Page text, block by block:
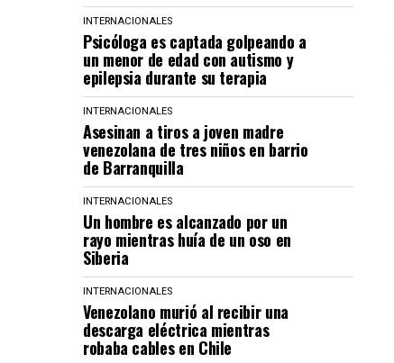
INTERNACIONALES
Psicóloga es captada golpeando a
un menor de edad con autismo y
epilepsia durante su terapia
INTERNACIONALES
Asesinan a tiros a joven madre
venezolana de tres niños en barrio
de Barranquilla
INTERNACIONALES
Un hombre es alcanzado por un
rayo mientras huía de un oso en
Siberia
INTERNACIONALES
Venezolano murió al recibir una
descarga eléctrica mientras
robaba cables en Chile